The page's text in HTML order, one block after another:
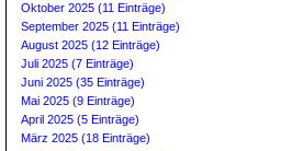
Oktober 2025 (11 Einträge)
September 2025 (11 Einträge)
August 2025 (12 Einträge)
Juli 2025 (7 Einträge)
Juni 2025 (35 Einträge)
Mai 2025 (9 Einträge)
April 2025 (5 Einträge)
März 2025 (18 Einträge)